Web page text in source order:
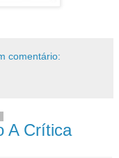
comentário:
A Crítica